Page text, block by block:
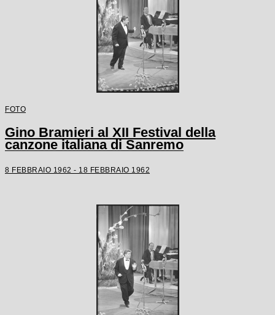
FOTO
Gino Bramieri al XII Festival della
canzone italiana di Sanremo
8 FEBBRAIO 1962 - 18 FEBBRAIO 1962